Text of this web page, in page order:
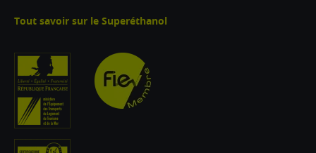
Tout savoir sur le Superéthanol